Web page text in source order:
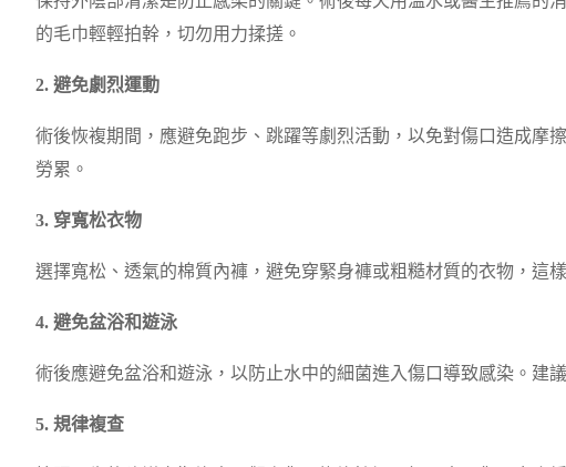
的毛巾輕輕拍幹，切勿用力揉搓。
2. 避免劇烈運動
術後恢複期間，應避免跑步、跳躍等劇烈活動，以免對傷口造成摩
勞累。
3. 穿寬松衣物
選擇寬松、透氣的棉質內褲，避免穿緊身褲或粗糙材質的衣物，這
4. 避免盆浴和遊泳
術後應避免盆浴和遊泳，以防止水中的細菌進入傷口導致感染。建
5. 規律複查